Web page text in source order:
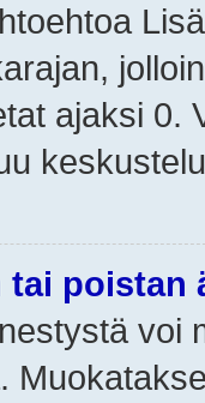
ajaksi 0.
tai poistan
voi